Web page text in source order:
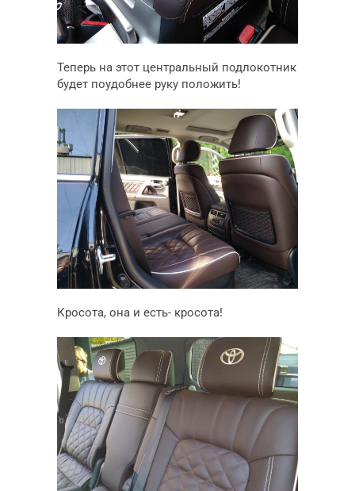
Теперь на этот центральный подлокотник
будет поудобнее руку положить!
Кросота, она и есть- кросота!